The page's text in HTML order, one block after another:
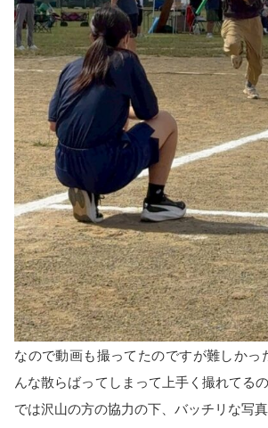
なので動画も撮ってたのですが難しかっ
んな散らばってしまって上手く撮れてる
では沢山の方の協力の下、バッチリな写